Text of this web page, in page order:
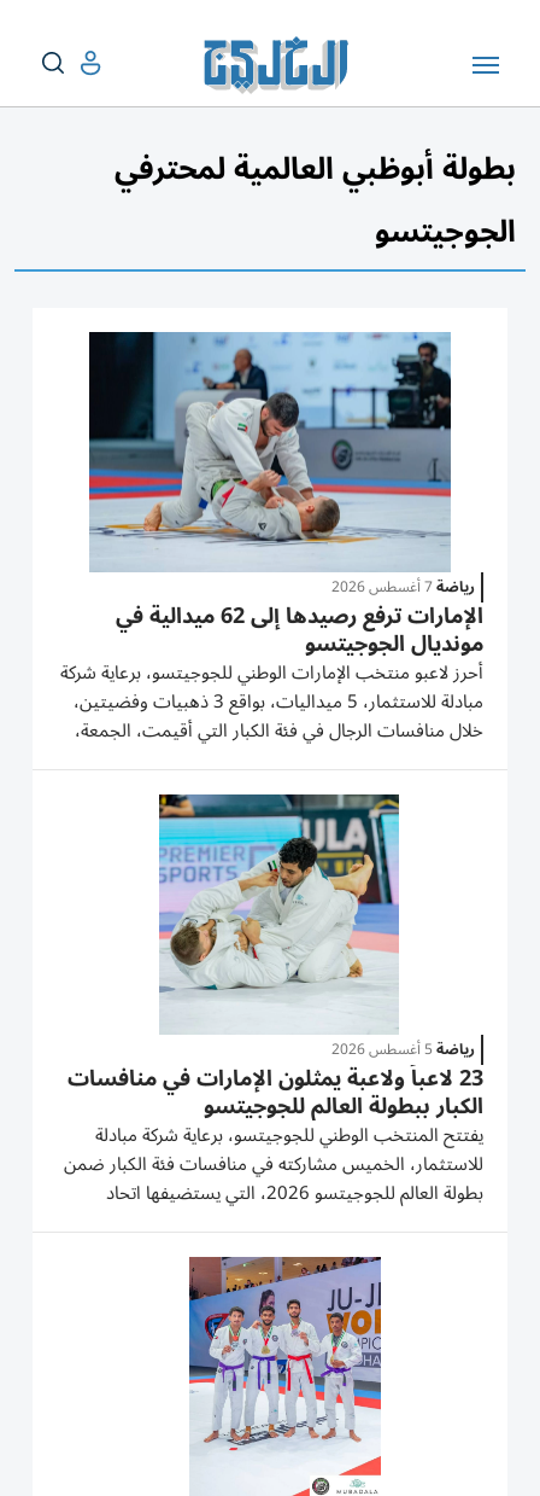
بطولة أبوظبي العالمية لمحترفي
الجوجيتسو
رياضة7 أغسطس 2026
الإمارات ترفع رصيدها إلى 62 ميدالية في
مونديال الجوجيتسو
أحرز لاعبو منتخب الإمارات الوطني للجوجيتسو، برعاية شركة
مبادلة للاستثمار، 5 ميداليات، بواقع 3 ذهبيات وفضيتين،
خلال منافسات الرجال في فئة الكبار التي أقيمت، الجمعة،
في مبادلة أرينا بالعاصمة أبوظبي، ضمن اليوم السابع من
بطولة العالم للجوجيتسو 2026، لترتفع الحصيلة الإجمالية...
رياضة5 أغسطس 2026
23 لاعباً ولاعبة يمثلون الإمارات في منافسات
الكبار ببطولة العالم للجوجيتسو
يفتتح المنتخب الوطني للجوجيتسو، برعاية شركة مبادلة
للاستثمار، الخميس مشاركته في منافسات فئة الكبار ضمن
بطولة العالم للجوجيتسو 2026، التي يستضيفها اتحاد
الإمارات للجوجيتسو والفنون القتالية المختلطة وينظمها
الاتحاد الدولي للجوجيتسو في مبادلة أرينا بالعاصمة أبوظبي،